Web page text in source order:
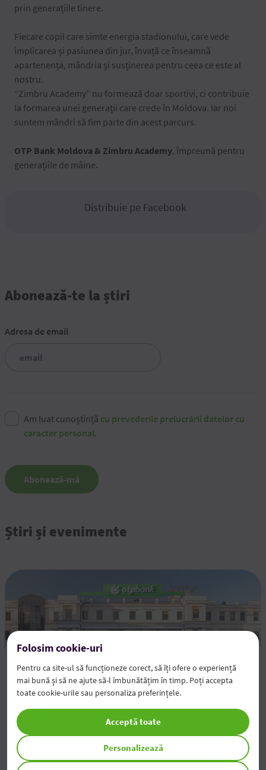
prin generațiile tinere.
Fiecare copil care simte energia stadionului, care vede
implicarea și pasiunea din jur, învață ce înseamnă
apartenența, mândria și susținerea pentru ceea ce este al
nostru.
“Zimbru Academy” nu formează doar sportivi, ci contribuie
la formarea unei generații care crede în Moldova. Iar noi
suntem mândri să fim parte din acest parcurs.
OTP Bank Moldova & Zimbru Academy, împreună pentru
generațiile de mâine.
Distribuie pe Facebook
Abonează-te la știri
Adresa de email
Am luat cunoștință cu prevederile prelucrării datelor cu
caracter personal.
Abonează-mă
Știri și evenimente
2026
05 Aug 2026
Modificarea tarifelor pentru Persoane Juridice
04 Aug 2026
Folosim cookie-uri
Pentru ca site-ul să funcționeze corect, să îți ofere o experiență
mai bună și să ne ajute să-l îmbunătățim în timp. Poți accepta
toate cookie-urile sau personaliza preferințele.
Personalizează
Acceptă toate